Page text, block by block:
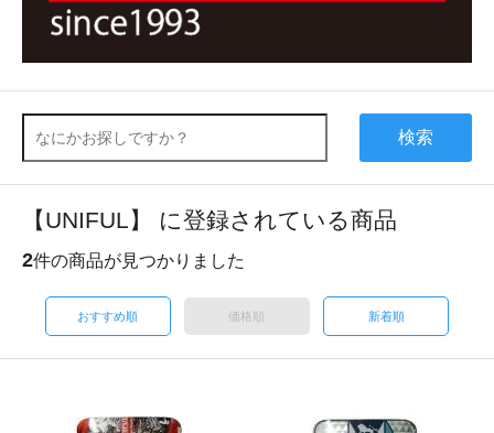
検索
【UNIFUL】 に登録されている商品
2件の商品が見つかりました
おすすめ順 価格順 新着順